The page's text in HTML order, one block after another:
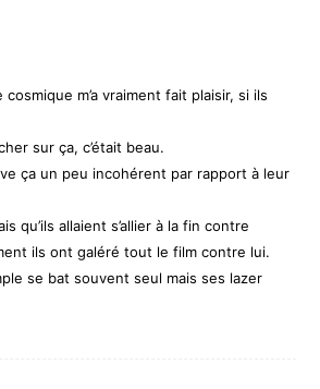
m’a vraiment fait plaisir, si ils
sur ça, c’était beau.
ça un peu incohérent par rapport à leur
qu’ils allaient s’allier à la fin contre
ils ont galéré tout le film contre lui.
se bat souvent seul mais ses lazer